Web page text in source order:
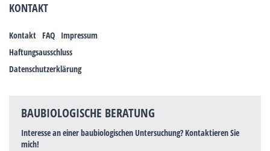
KONTAKT
Kontakt FAQ Impressum
Haftungsausschluss
Datenschutzerklärung
BAUBIOLOGISCHE BERATUNG
Interesse an einer baubiologischen Untersuchung? Kontaktieren Sie
mich!